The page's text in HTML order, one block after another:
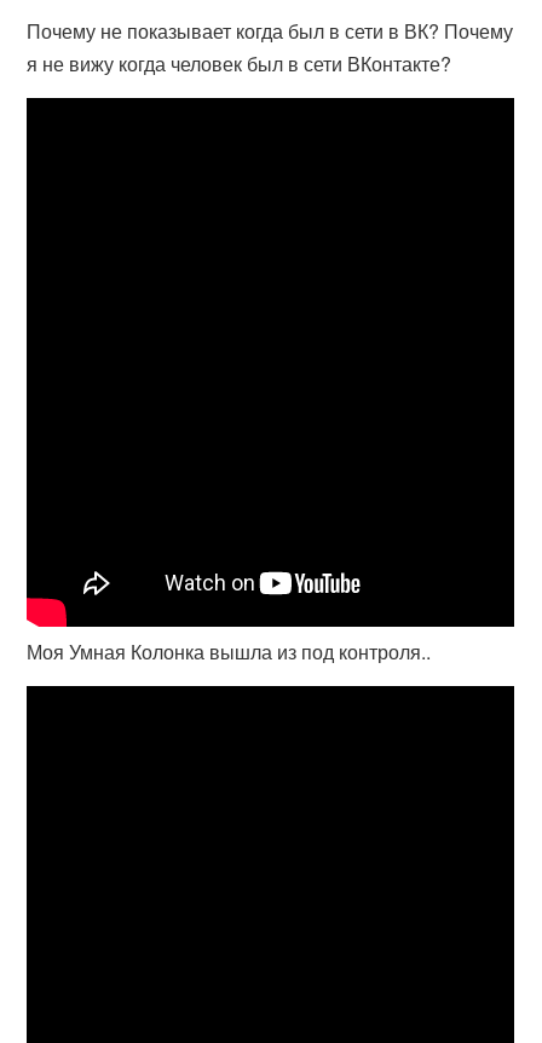
Почему не показывает когда был в сети в ВК? Почему
я не вижу когда человек был в сети ВКонтакте?
Моя Умная Колонка вышла из под контроля..